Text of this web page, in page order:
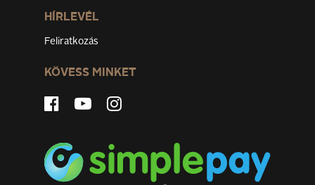
HÍRLEVÉL
Feliratkozás
KÖVESS MINKET